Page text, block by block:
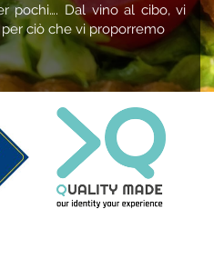
pochi…. Dal vino al cibo, vi
ciò che vi proporremo